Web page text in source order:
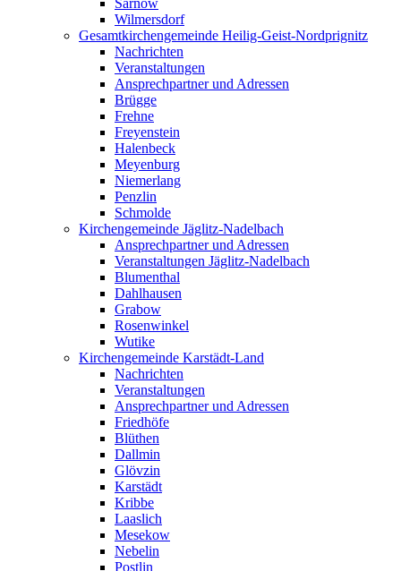
Sarnow
Wilmersdorf
Gesamtkirchengemeinde Heilig-Geist-Nordprignitz
Nachrichten
Veranstaltungen
Ansprechpartner und Adressen
Brügge
Frehne
Freyenstein
Halenbeck
Meyenburg
Niemerlang
Penzlin
Schmolde
Kirchengemeinde Jäglitz-Nadelbach
Ansprechpartner und Adressen
Veranstaltungen Jäglitz-Nadelbach
Blumenthal
Dahlhausen
Grabow
Rosenwinkel
Wutike
Kirchengemeinde Karstädt-Land
Nachrichten
Veranstaltungen
Ansprechpartner und Adressen
Friedhöfe
Blüthen
Dallmin
Glövzin
Karstädt
Kribbe
Laaslich
Mesekow
Nebelin
Postlin